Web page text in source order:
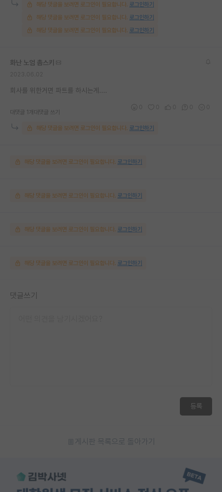
해당 댓글을 보려면 로그인이 필요합니다. 로그인하기
해당 댓글을 보려면 로그인이 필요합니다. 로그인하기
해당 댓글을 보려면 로그인이 필요합니다. 로그인하기
화난 노엄 촘스키
회사를 위한거면 파트를 하시는게....
대댓글 1개 대댓글 쓰기
해당 댓글을 보려면 로그인이 필요합니다. 로그인하기
해당 댓글을 보려면 로그인이 필요합니다. 로그인하기
해당 댓글을 보려면 로그인이 필요합니다. 로그인하기
해당 댓글을 보려면 로그인이 필요합니다. 로그인하기
해당 댓글을 보려면 로그인이 필요합니다. 로그인하기
댓글쓰기
등록
게시판 목록으로 돌아가기